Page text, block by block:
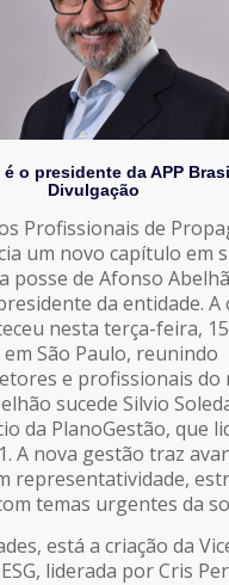
o presidente da APP
Divulgação
Profissionais de
um novo capítulo em
posse de Afonso
da entidade. A
nesta terça-feira,
em São Paulo, reunindo
e profissionais do
sucede Silvio
da PlanoGestão, que
A nova gestão traz
representatividade,
temas urgentes da
está a criação da
liderada por Cris